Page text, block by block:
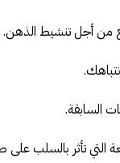
من أجل تنشيط الذهن.
السابقة.
التي تأثر بالسلب